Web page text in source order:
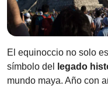
El equinoccio no solo
símbolo del
legado
mundo maya. Año con